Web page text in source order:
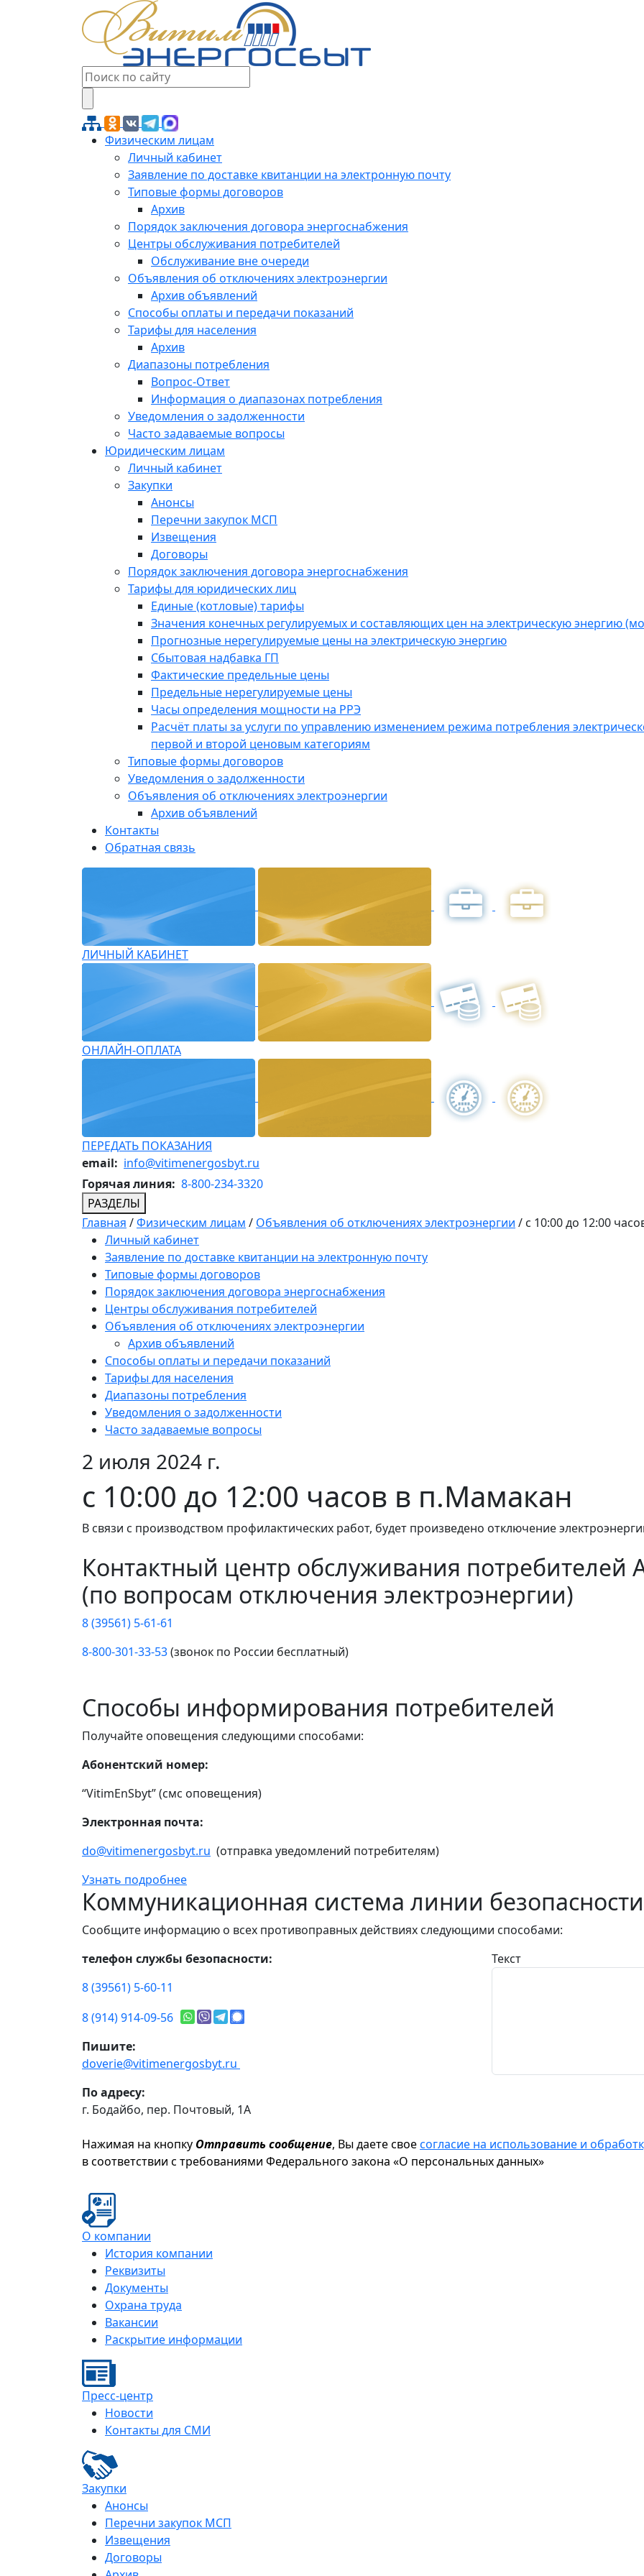
Физическим лицам
Личный кабинет
Заявление по доставке квитанции на электронную почту
Типовые формы договоров
Архив
Порядок заключения договора энергоснабжения
Центры обслуживания потребителей
Обслуживание вне очереди
Объявления об отключениях электроэнергии
Архив объявлений
Способы оплаты и передачи показаний
Тарифы для населения
Архив
Диапазоны потребления
Вопрос-Ответ
Информация о диапазонах потребления
Уведомления о задолженности
Часто задаваемые вопросы
Юридическим лицам
Личный кабинет
Закупки
Анонсы
Перечни закупок МСП
Извещения
Договоры
Порядок заключения договора энергоснабжения
Тарифы для юридических лиц
Единые (котловые) тарифы
Значения конечных регулируемых и составляющих цен на электрическую энергию
Прогнозные нерегулируемые цены на электрическую энергию
Сбытовая надбавка ГП
Фактические предельные цены
Предельные нерегулируемые цены
Часы определения мощности на РРЭ
Расчёт платы за услуги по управлению изменением режима потребления
первой и второй ценовым категориям
Типовые формы договоров
Уведомления о задолженности
Объявления об отключениях электроэнергии
Архив объявлений
Контакты
Обратная связь
ЛИЧНЫЙ КАБИНЕТ
ОНЛАЙН-ОПЛАТА
ПЕРЕДАТЬ ПОКАЗАНИЯ
email: info@vitimenergosbyt.ru
Горячая линия: 8-800-234-3320
РАЗДЕЛЫ
Главная /Физическим лицам / Объявления об отключениях электроэнергии / с 10:00 до 12:00
Личный кабинет
Заявление по доставке квитанции на электронную почту
Типовые формы договоров
Порядок заключения договора энергоснабжения
Центры обслуживания потребителей
Объявления об отключениях электроэнергии
Архив объявлений
Способы оплаты и передачи показаний
Тарифы для населения
Диапазоны потребления
Уведомления о задолженности
Часто задаваемые вопросы
2 июля 2024 г.
с 10:00 до 12:00 часов в п.Мамакан
В связи с производством профилактических работ, будет произведено отключение
Контактный центр обслуживания потребителей
(по вопросам отключения электроэнергии)
8 (39561) 5-61-61
8-800-301-33-53(звонок по России бесплатный)
Способы информирования потребителей
Получайте оповещения следующими способами:
Абонентский номер:
“VitimEnSbyt” (смс оповещения)
Электронная почта:
do@vitimenergosbyt.ru (отправка уведомлений потребителям)
Узнать подробнее
Коммуникационная система линии безопасности
Сообщите информацию о всех противоправных действиях следующими способами:
телефон службы безопасности:
8 (39561) 5-60-11
8 (914) 914-09-56
Пишите:
doverie@vitimenergosbyt.ru
По адресу:
г. Бодайбо, пер. Почтовый, 1А
Текст
Нажимая на кнопку Отправить сообщение, Вы даете своесогласие на использование и
в соответствии с требованиями Федерального закона «О персональных данных»
О компании
История компании
Реквизиты
Документы
Охрана труда
Вакансии
Раскрытие информации
Пресс-центр
Новости
Контакты для СМИ
Закупки
Анонсы
Перечни закупок МСП
Извещения
Договоры